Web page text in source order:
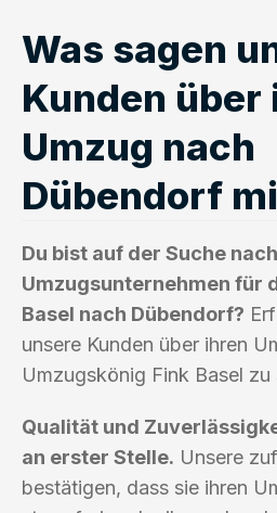
Was sagen
Kunden über
Umzug nach
Dübendorf
Du bist auf der Suche
Umzugsunternehmen für
Basel nach Dübendorf?
unsere Kunden über ihren
Umzugskönig Fink Basel zu
Qualität und
an erster Stelle. Unsere
bestätigen, dass sie ihren